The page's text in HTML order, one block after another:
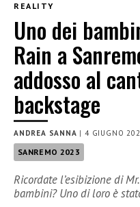
REALITY
Uno dei
Rain a
addosso al
backstage
ANDREA SANNA |4 GIUGNO
SANREMO 2023
Ricordate l’esibizione di
bambini? Uno di loro è